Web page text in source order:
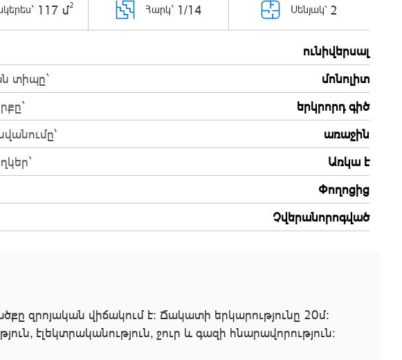
Սենյակ՝ 2
117 մ2 Հարկ` 1/14
ունիվերսալ
տիպը`
մոնոլիտ
երկրորդ գիծ
առաջին
Առկա է
Փողոցից
Չվերանորոգված
զրոյական վիճակում է: Ճակատի երկարությունը 20մ։
էլեկտրականություն, ջուր և գազի հնարավորություն։